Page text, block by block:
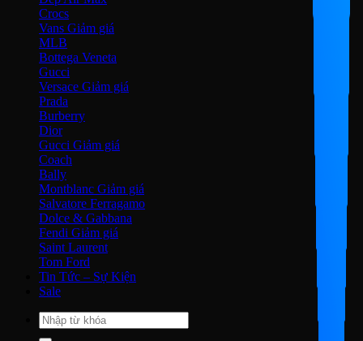
Crocs
Vans
MLB
Bottega Veneta
Gucci
Versace
Prada
Burberry
Dior
Gucci
Coach
Bally
Montblanc
Salvatore Ferragamo
Dolce & Gabbana
Fendi
Saint Laurent
Tom Ford
Tin Tức – Sự Kiện
Sale
Tìm
kiếm: